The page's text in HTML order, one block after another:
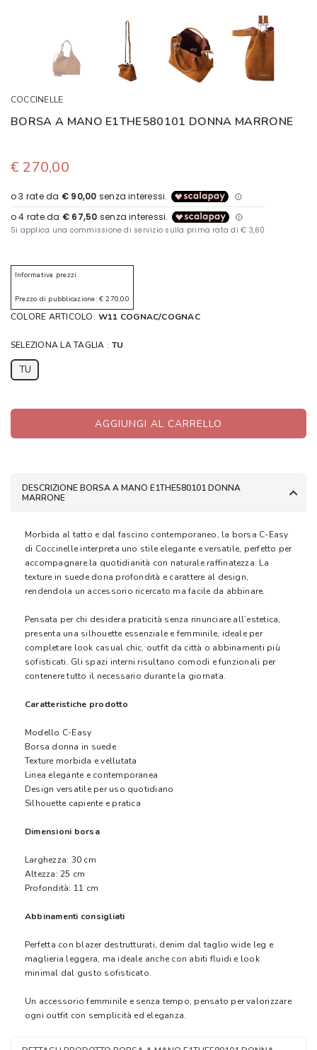
COCCINELLE
BORSA A MANO E1THE580101 DONNA MARRONE
€ 270,00
Informativa prezzi
Prezzo di pubblicazione: € 270,00
COLORE ARTICOLO: W11 COGNAC/COGNAC
SELEZIONA LA TAGLIA : TU
TU
AGGIUNGI AL CARRELLO
DESCRIZIONE BORSA A MANO E1THE580101 DONNA
MARRONE
Morbida al tatto e dal fascino contemporaneo, la borsa C-Easy
di Coccinelle interpreta uno stile elegante e versatile, perfetto per
accompagnare la quotidianità con naturale raffinatezza. La
texture in suede dona profondità e carattere al design,
rendendola un accessorio ricercato ma facile da abbinare.
Pensata per chi desidera praticità senza rinunciare all’estetica,
presenta una silhouette essenziale e femminile, ideale per
completare look casual chic, outfit da città o abbinamenti più
sofisticati. Gli spazi interni risultano comodi e funzionali per
contenere tutto il necessario durante la giornata.
Caratteristiche prodotto
Modello C-Easy
Borsa donna in suede
Texture morbida e vellutata
Linea elegante e contemporanea
Design versatile per uso quotidiano
Silhouette capiente e pratica
Dimensioni borsa
Larghezza: 30 cm
Altezza: 25 cm
Profondità: 11 cm
Abbinamenti consigliati
Perfetta con blazer destrutturati, denim dal taglio wide leg e
maglieria leggera, ma ideale anche con abiti fluidi e look
minimal dal gusto sofisticato.
Un accessorio femminile e senza tempo, pensato per valorizzare
ogni outfit con semplicità ed eleganza.